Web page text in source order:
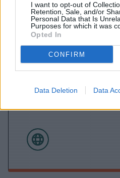
I want to opt-out of
Retention, Sale, and/or
Personal Data that Is
Purposes for which it was
Opted In
CONFIRM
Data Deletion Data